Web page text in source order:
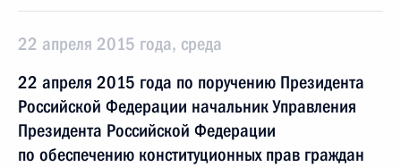
22 апреля 2015 года, среда
22 апреля 2015 года по поручению Президента
Российской Федерации начальник Управления
Президента Российской Федерации
по обеспечению конституционных прав граждан